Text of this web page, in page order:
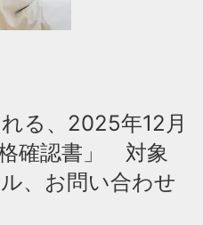
る、2025年12月
確認書」 対象
、お問い合わせ